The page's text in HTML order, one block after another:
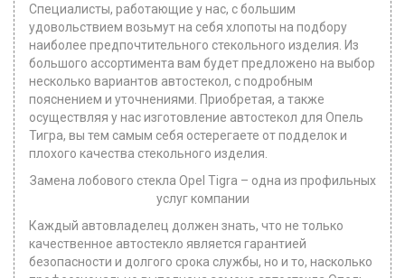
Специалисты, работающие у нас, с большим
удовольствием возьмут на себя хлопоты на подбору
наиболее предпочтительного стекольного изделия. Из
большого ассортимента вам будет предложено на выбор
несколько вариантов автостекол, с подробным
пояснением и уточнениями. Приобретая, а также
осуществляя у нас изготовление автостекол для Опель
Тигра, вы тем самым себя остерегаете от подделок и
плохого качества стекольного изделия.
Замена лобового стекла Opel Tigra – одна из профильных
услуг компании
Каждый автовладелец должен знать, что не только
качественное автостекло является гарантией
безопасности и долгого срока службы, но и то, насколько